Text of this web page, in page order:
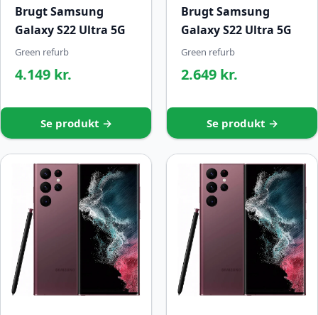
Brugt Samsung
Galaxy S22 Ultra 5G
Green refurb
4.149 kr.
Se produkt →
Brugt Samsung
Galaxy S22 Ultra 5G
Green refurb
2.649 kr.
Se produkt →